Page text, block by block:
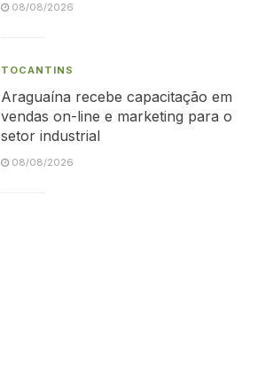
08/08/2026
TOCANTINS
Araguaína recebe capacitação em
vendas on-line e marketing para o
setor industrial
08/08/2026